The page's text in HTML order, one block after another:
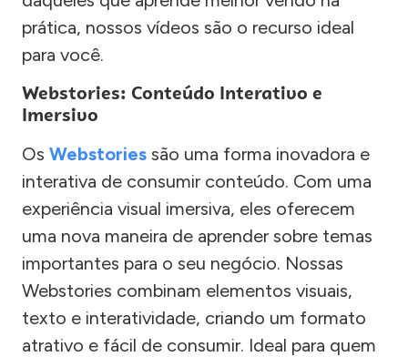
prática, nossos vídeos são o recurso ideal
para você.
Webstories: Conteúdo Interativo e
Imersivo
Os Webstories são uma forma inovadora e
interativa de consumir conteúdo. Com uma
experiência visual imersiva, eles oferecem
uma nova maneira de aprender sobre temas
importantes para o seu negócio. Nossas
Webstories combinam elementos visuais,
texto e interatividade, criando um formato
atrativo e fácil de consumir. Ideal para quem